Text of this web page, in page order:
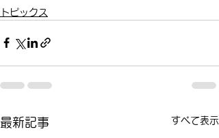
トピックス
最新記事 すべて表示